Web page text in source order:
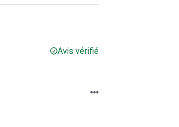
Avis vérifié